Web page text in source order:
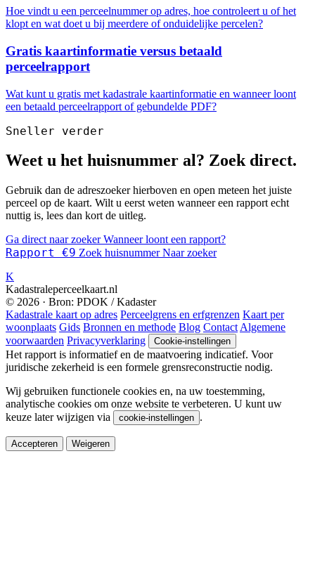
Hoe vindt u een perceelnummer op adres, hoe controleert u of het
klopt en wat doet u bij meerdere of onduidelijke percelen?
Gratis kaartinformatie versus betaald
perceelrapport
Wat kunt u gratis met kadastrale kaartinformatie en wanneer loont
een betaald perceelrapport of gebundelde PDF?
Sneller verder
Weet u het huisnummer al? Zoek direct.
Gebruik dan de adreszoeker hierboven en open meteen het juiste
perceel op de kaart. Wilt u eerst weten wanneer een rapport echt
nuttig is, lees dan kort de uitleg.
Ga direct naar zoekerWanneer loont een rapport?
Rapport €9 Zoek huisnummer Naar zoeker
K
Kadastraleperceelkaart.nl
© 2026 · Bron: PDOK / Kadaster
Kadastrale kaart op adres Perceelgrens en erfgrenzen Kaart per
woonplaats Gids Bronnen en methode Blog Contact Algemene
voorwaarden Privacyverklaring Cookie-instellingen
Het rapport is informatief en de maatvoering indicatief. Voor
juridische zekerheid is een formele grensreconstructie nodig.
Wij gebruiken functionele cookies en, na uw toestemming,
analytische cookies om onze website te verbeteren. U kunt uw
keuze later wijzigen via
cookie-instellingen .
Accepteren Weigeren